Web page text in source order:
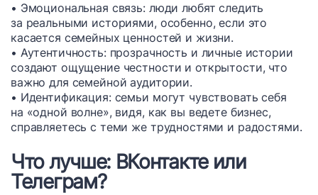
• Эмоциональная связь: люди любят следить
за реальными историями, особенно, если это
касается семейных ценностей и жизни.
• Аутентичность: прозрачность и личные истории
создают ощущение честности и открытости, что
важно для семейной аудитории.
• Идентификация: семьи могут чувствовать себя
на «одной волне», видя, как вы ведете бизнес,
справляетесь с теми же трудностями и радостями.
Что лучше: ВКонтакте или
Телеграм?